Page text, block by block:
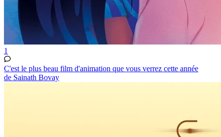
1
C'est le plus beau film d'animation que vous verrez cette année
de Sainath Bovay